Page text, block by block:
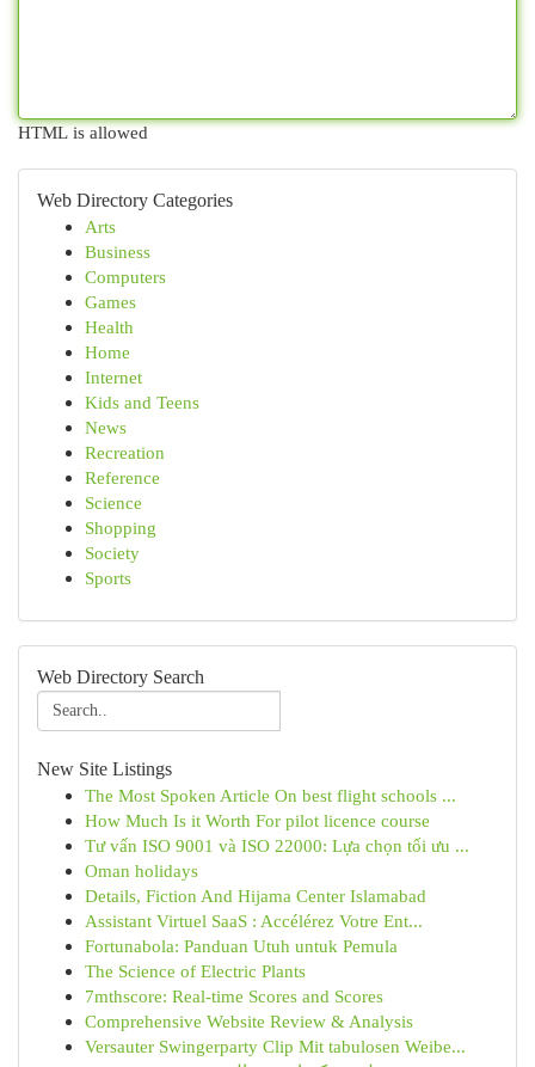
HTML is allowed
Web Directory Categories
Arts
Business
Computers
Games
Health
Home
Internet
Kids and Teens
News
Recreation
Reference
Science
Shopping
Society
Sports
Web Directory Search
New Site Listings
The Most Spoken Article On best flight schools ...
How Much Is it Worth For pilot licence course
Tư vấn ISO 9001 và ISO 22000: Lựa chọn tối ưu ...
Oman holidays
Details, Fiction And Hijama Center Islamabad
Assistant Virtuel SaaS : Accélérez Votre Ent...
Fortunabola: Panduan Utuh untuk Pemula
The Science of Electric Plants
7mthscore: Real-time Scores and Scores
Comprehensive Website Review & Analysis
Versauter Swingerparty Clip Mit tabulosen Weibe...